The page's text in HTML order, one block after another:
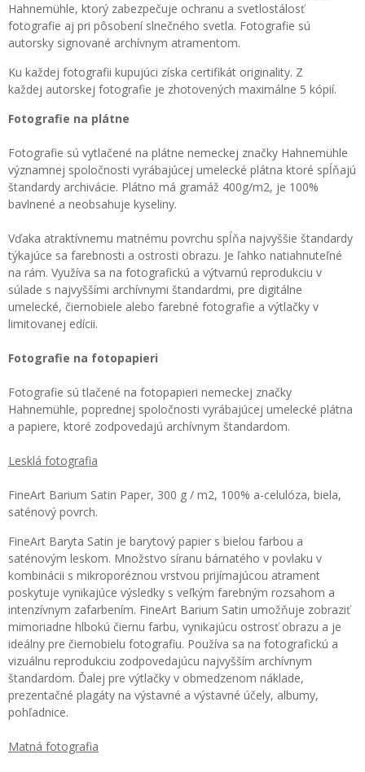
Hahnemühle, ktorý zabezpečuje ochranu a svetlostálosť
fotografie aj pri pôsobení slnečného svetla. Fotografie sú
autorsky signované archívnym atramentom.
Ku každej fotografii kupujúci získa certifikát originality. Z
každej autorskej fotografie je zhotovených maximálne 5 kópií.
Fotografie na plátne
Fotografie sú vytlačené na plátne nemeckej značky Hahnemühle
významnej spoločnosti vyrábajúcej umelecké plátna ktoré spĺňajú
štandardy archivácie. Plátno má gramáž 400g/m2, je 100%
bavlnené a neobsahuje kyseliny.
Vďaka atraktívnemu matnému povrchu spĺňa najvyššie štandardy
týkajúce sa farebnosti a ostrosti obrazu. Je ľahko natiahnuteľné
na rám. Využíva sa na fotografickú a výtvarnú reprodukciu v
súlade s najvyššími archívnymi štandardmi, pre digitálne
umelecké, čiernobiele alebo farebné fotografie a výtlačky v
limitovanej edícii.
Fotografie na fotopapieri
Fotografie sú tlačené na fotopapieri nemeckej značky
Hahnemühle, poprednej spoločnosti vyrábajúcej umelecké plátna
a papiere, ktoré zodpovedajú archívnym štandardom.
Lesklá fotografia
FineArt Barium Satin Paper, 300 g / m2, 100% a-celulóza, biela,
saténový povrch.
FineArt Baryta Satin je barytový papier s bielou farbou a
saténovým leskom. Množstvo síranu bárnatého v povlaku v
kombinácii s mikroporéznou vrstvou prijímajúcou atrament
poskytuje vynikajúce výsledky s veľkým farebným rozsahom a
intenzívnym zafarbením. FineArt Barium Satin umožňuje zobraziť
mimoriadne hlbokú čiernu farbu, vynikajúcu ostrosť obrazu a je
ideálny pre čiernobielu fotografiu. Používa sa na fotografickú a
vizuálnu reprodukciu zodpovedajúcu najvyšším archívnym
štandardom. Ďalej pre výtlačky v obmedzenom náklade,
prezentačné plagáty na výstavné a výstavné účely, albumy,
pohľadnice.
Matná fotografia